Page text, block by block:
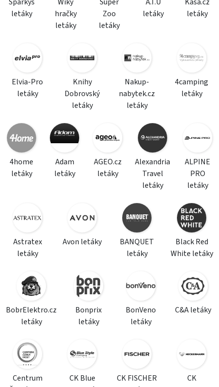
letáky
hračky
letáky
Zoo
letáky
letáky
letáky
Elvia-Pro
letáky
Knihy
Dobrovský
letáky
Nakup-
nabytek.cz
letáky
4camping
letáky
4home
letáky
Adam
letáky
AGEO.cz
letáky
Alexandria
Travel
letáky
ALPINE
PRO
letáky
Astratex
letáky
Avon letáky
BANQUET
letáky
Black Red
White letáky
BobrElektro.cz
letáky
Bonprix
letáky
BonVeno
letáky
C&A letáky
Centrum
CK Blue
CK FISCHER
CK